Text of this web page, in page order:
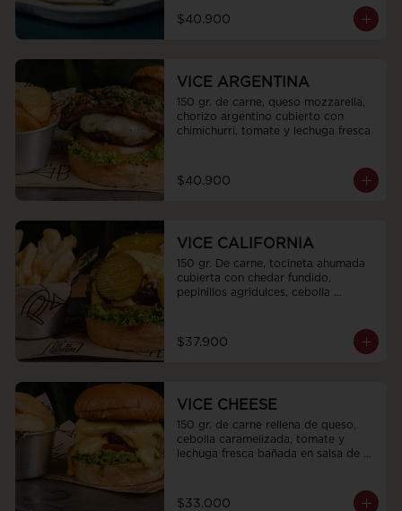
salsa Stiker.
$40.900
VICE ARGENTINA
150 gr. de carne, queso mozzarella,
chorizo argentino cubierto con
chimichurri, tomate y lechuga fresca
$40.900
VICE CALIFORNIA
150 gr. De carne, tocineta ahumada
cubierta con chedar fundido,
pepinillos agridulces, cebolla
$37.900
VICE CHEESE
150 gr. de carne rellena de queso,
cebolla caramelizada, tomate y
lechuga fresca bañada en salsa de
$33.000